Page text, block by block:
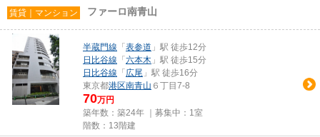
賃貸｜マンション ファーロ南青山
半蔵門線 「 表参道 」駅 徒歩12分
日比谷線 「 六本木 」駅 徒歩15分
日比谷線 「 広尾 」駅 徒歩16分
東京都港区南青山 ６丁目7-8
70万円
築年数：築24年 ｜募集中： 1室
階数：13階建